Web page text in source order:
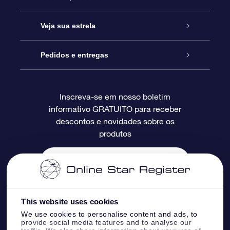
This website uses cookies
We use cookies to personalise content and ads, to
provide social media features and to analyse our
Entre em contato conosco
Blog
Avaliações
Presente estrelar on-line
Pacote de presente da OSR
O cartão de presente da OSR
Presentes corporativos
Veja sua estrela
Star Register
Página estelar personalizada
Um Milhão de Estrelas
OSR Starsaver
Aplicativo RV Fly me to the stars
Pedidos e entregas
Informações de pagamento
Política de devolução
Constelações
Inscreva-se em nosso boletim
informativo GRATUITO para receber
descontos e novidades sobre os
produtos